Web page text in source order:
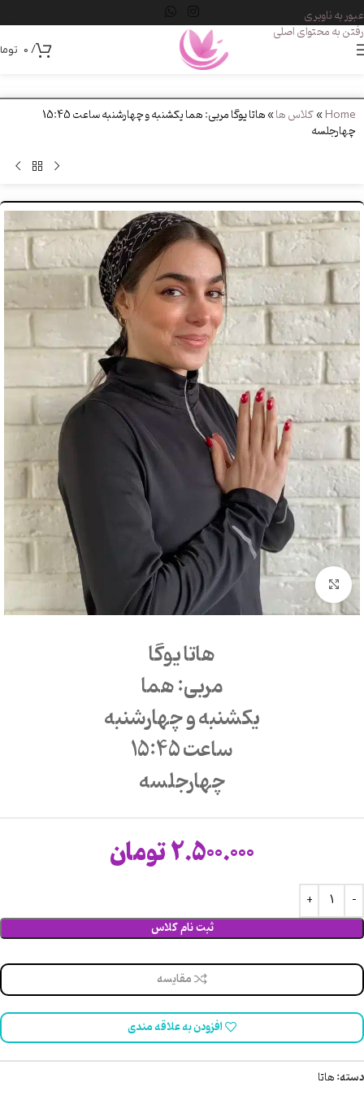
عبور به ناوبری
رفتن به محتوای اصلی
/
0
Home
»کلاس ها» هاتا یوگا مربی: هما یکشنبه و چهارشنبه ساعت 15:45
چهارجلسه
بزرگنمایی تصویر
هاتا یوگا
مربی: هما
یکشنبه و چهارشنبه
ساعت 15:45
چهارجلسه
2.500.000تومان
ثبت نام کلاس
مقایسه
افزودن به علاقه مندی
دسته:هاتا